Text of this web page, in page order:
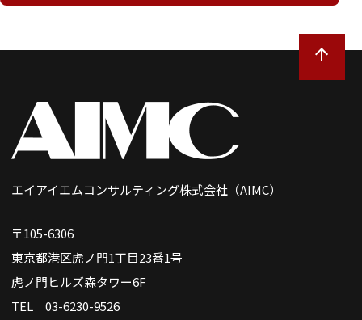
エイアイエムコンサルティング株式会社（AIMC）
〒105-6306
東京都港区虎ノ門1丁目23番1号
虎ノ門ヒルズ森タワー6F
TEL 03-6230-9526